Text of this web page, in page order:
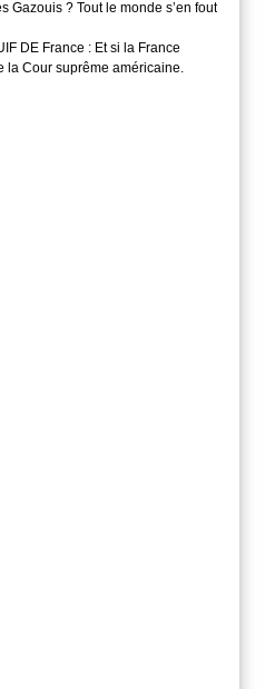
Gazouis ? Tout le monde s’en fout
DE France : Et si la France
la Cour suprême américaine.